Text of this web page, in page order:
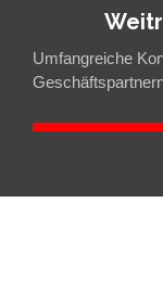
Umfangreiche